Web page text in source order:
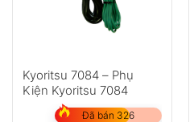
Kyoritsu 7084 – Phụ
Kiện Kyoritsu 7084
Đã bán 326